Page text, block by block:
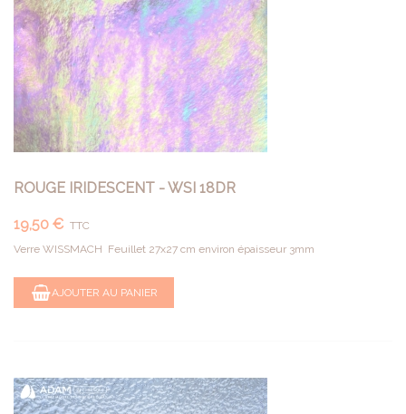
ROUGE IRIDESCENT - WSI 18DR
19,50 € TTC
Verre WISSMACH Feuillet 27x27 cm environ épaisseur 3mm
AJOUTER AU PANIER